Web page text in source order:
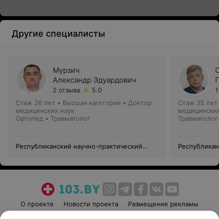
Другие специалисты
Мурзич
Александр Эдуардович
2 отзыва
5.0
Стаж 26 лет • Высшая категория • Доктор
медицинских наук
Ортопед • Травматолог
Республиканский научно-практический
Стаж 35 лет
О проекте Новости проекта
Размещение рекламы